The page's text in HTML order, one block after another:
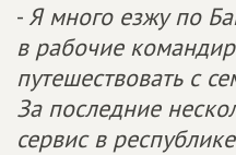
- Я много езжу по
в рабочие
путешествовать с
За последние
сервис в